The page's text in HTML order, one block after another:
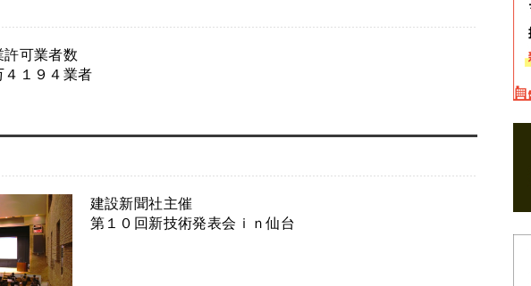
許可業者数
４１９４業者
建設新聞社主催
第１０回新技術発表会ｉｎ仙台